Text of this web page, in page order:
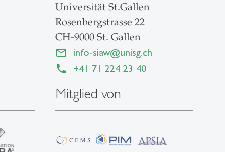
Universität St.Gallen
Rosenbergstrasse 22
CH-9000 St. Gallen
info-siaw@unisg.ch
+41 71 224 23 40
Mitglied von